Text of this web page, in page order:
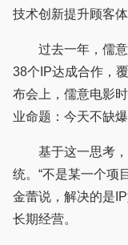
技术创新提升顾客体
过去一年，儒意
38个IP达成合作，
布会上，儒意电影
业命题：今天不缺
基于这一思考，
统。“不是某一个项
金蕾说，解决的是
长期经营。